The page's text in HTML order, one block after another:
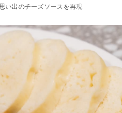
い出のチーズソースを再現